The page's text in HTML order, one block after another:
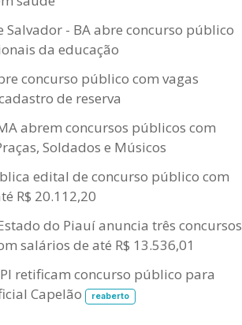
Salvador - BA abre concurso público
da educação
concurso público com vagas
de reserva
abrem concursos públicos com
Soldados e Músicos
edital de concurso público com
R$ 20.112,20
do Piauí anuncia três concursos
salários de até R$ 13.536,01
PI retificam concurso público para
Capelão
reaberto